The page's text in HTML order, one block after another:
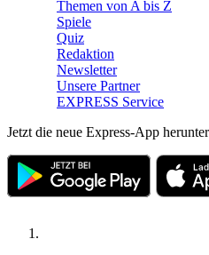
Themen von A bis Z
Spiele
Quiz
Redaktion
Newsletter
Unsere Partner
EXPRESS Service
Jetzt die neue Express-App